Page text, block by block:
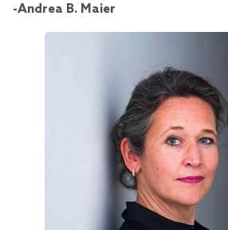
-Andrea B. Maier